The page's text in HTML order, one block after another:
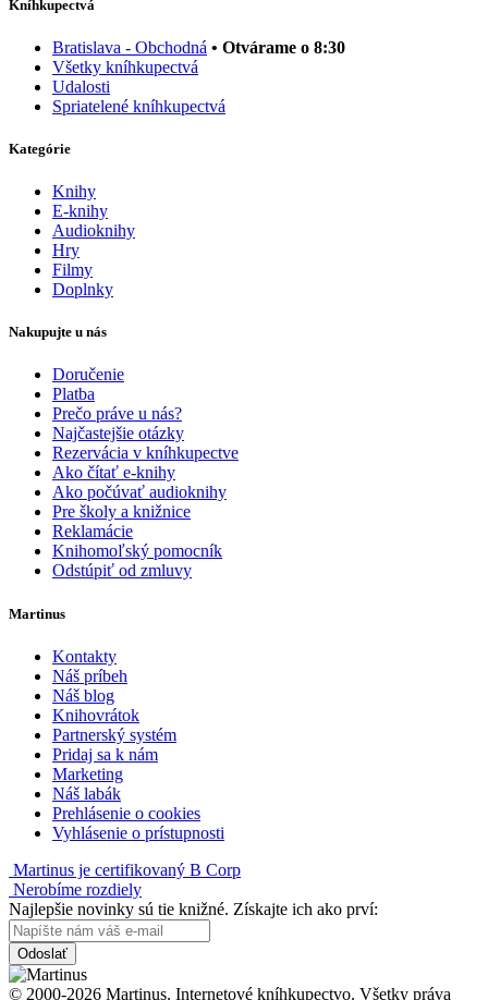
Kníhkupectvá
Bratislava - Obchodná • Otvárame o 8:30
Všetky kníhkupectvá
Udalosti
Spriatelené kníhkupectvá
Kategórie
Knihy
E-knihy
Audioknihy
Hry
Filmy
Doplnky
Nakupujte u nás
Doručenie
Platba
Prečo práve u nás?
Najčastejšie otázky
Rezervácia v kníhkupectve
Ako čítať e-knihy
Ako počúvať audioknihy
Pre školy a knižnice
Reklamácie
Knihomoľský pomocník
Odstúpiť od zmluvy
Martinus
Kontakty
Náš príbeh
Náš blog
Knihovrátok
Partnerský systém
Pridaj sa k nám
Marketing
Náš labák
Prehlásenie o cookies
Vyhlásenie o prístupnosti
Martinus je certifikovaný B Corp
Nerobíme rozdiely
Najlepšie novinky sú tie knižné. Získajte ich ako prví:
Odoslať
© 2000-2026 Martinus. Internetové kníhkupectvo. Všetky práva